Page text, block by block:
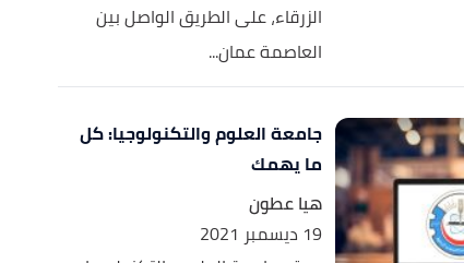
الزرقاء، على الطريق الواصل بين
العاصمة عمان...
جامعة العلوم والتكنولوجيا: كل
ما يهمك
هيا عطون
19 ديسمبر 2021